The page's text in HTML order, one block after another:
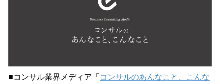
■コンサル業界メディア「 コンサルのあんなこと、こんな